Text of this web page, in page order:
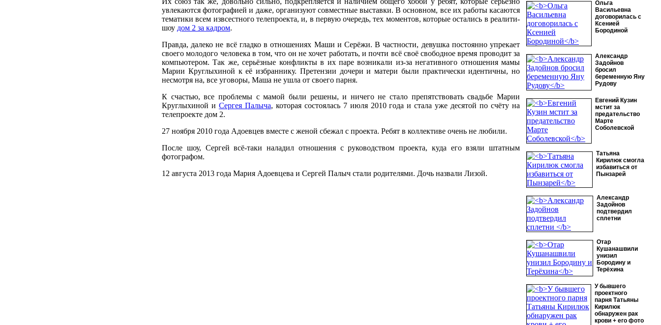
Ольга
Васильевна
договорилась с
Ксенией
Бородиной
Александр
Задойнов
бросил
беременную Яну
Рудову
Евгений Кузин
мстит за
предательство
Марте
Соболевской
Татьяна
Кирилюк смогла
избавиться от
Пынзарей
Александр
Задойнов
подтвердил
сплетни
Отар
Кушанашвили
унизил
Бородину и
Терёхина
У бывшего
проектного
парня Татьяны
Кирилюк
обнаружен рак
крови + его фото
увлекаются фотографией и даже, организуют совместные выставки. В основном, все их работы касаются
тематики всем извсестного телепроекта, и, в первую очередь, тех моментов, которые остались в реалити-
шоу дом 2 за кадром.
Правда, далеко не всё гладко в отношениях Маши и Серёжи. В частности, девушка постоянно упрекает
своего молодого человека в том, что он не хочет работать, и почти всё своё свободное время проводит за
компьютером. Так же, серьёзные конфликты в их паре возникали из-за негативного отношения мамы
Марии Круглыхиной к её избраннику. Претензии дочери и матери были практически идентичны, но
несмотря на, все уговоры, Маша не ушла от своего парня.
К счастью, все проблемы с мамой были решены, и ничего не стало препятствовать свадьбе Марии
Круглыхиной и Сергея Палыча, которая состоялась 7 июля 2010 года и стала уже десятой по счёту на
телепроекте дом 2.
27 ноября 2010 года Адоевцев вместе с женой сбежал с проекта. Ребят в коллективе очень не любили.
После шоу, Сергей всё-таки наладил отношения с руководством проекта, куда его взяли штатным
фотографом.
12 августа 2013 года Мария Адоевцева и Сергей Палыч стали родителями. Дочь назвали Лизой.